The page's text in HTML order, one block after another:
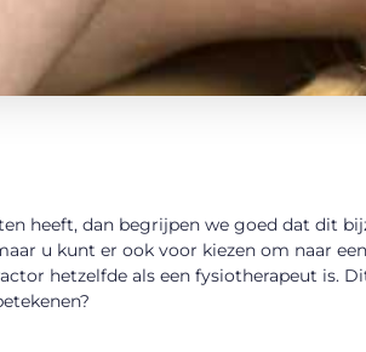
heeft, dan begrijpen we goed dat dit
u kunt er ook voor kiezen om naar een
hetzelfde als een fysiotherapeut is.